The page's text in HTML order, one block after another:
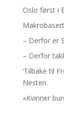
Oslo først i
– Derfor er
– Derfor
’Tilbake til
Nesten.
«Kvinner